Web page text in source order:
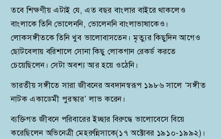
তবে শিক্ষণীয় এটাই যে, এত বছর বাংলার বাইরে থাকলেও
বাংলাকে তিনি ভোলেননি, ভোলেননি বাংলাভাষাকেও।
লোকসঙ্গীতকে তিনি খুব ভালোবাসতেন। মৃত্যুর কিছুদিন আগেও
ছোটবেলায় বরিশালে সোনা কিছু লোকগান রেকর্ড করতে
চেয়েছিলেন। সেটা অবশ্য আর হয়ে ওঠেনি।
ভারতীয় সঙ্গীতে সারা জীবনের অবদানস্বরূপ ১৯৮৬ সালে ‘সঙ্গীত
নাটক একাডেমী পুরস্কার’ লাভ করেন।
ব্যক্তিগত জীবনে পরিবারের ইচ্ছার বিরুদ্ধে ভালোবেসে বিয়ে
করেছিলেন অভিনেত্রী মেহরুন্নিসাকে(১৭ অক্টোবর ১৯১০-১৯৯২)।